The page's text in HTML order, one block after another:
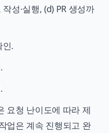
성·실행, (d) PR 생성까
인.
요청 난이도에 따라 제
업은 계속 진행되고 완